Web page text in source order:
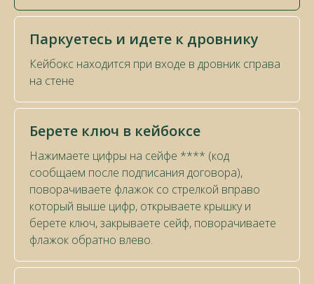
Паркуетесь и идете к дровнику
Кейбокс находится при входе в дровник справа
на стене
Берете ключ в кейбоксе
Нажимаете цифры на сейфе **** (код
сообщаем после подписания договора),
поворачиваете флажок со стрелкой вправо
который выше цифр, открываете крышку и
берете ключ, закрываете сейф, поворачиваете
флажок обратно влево.